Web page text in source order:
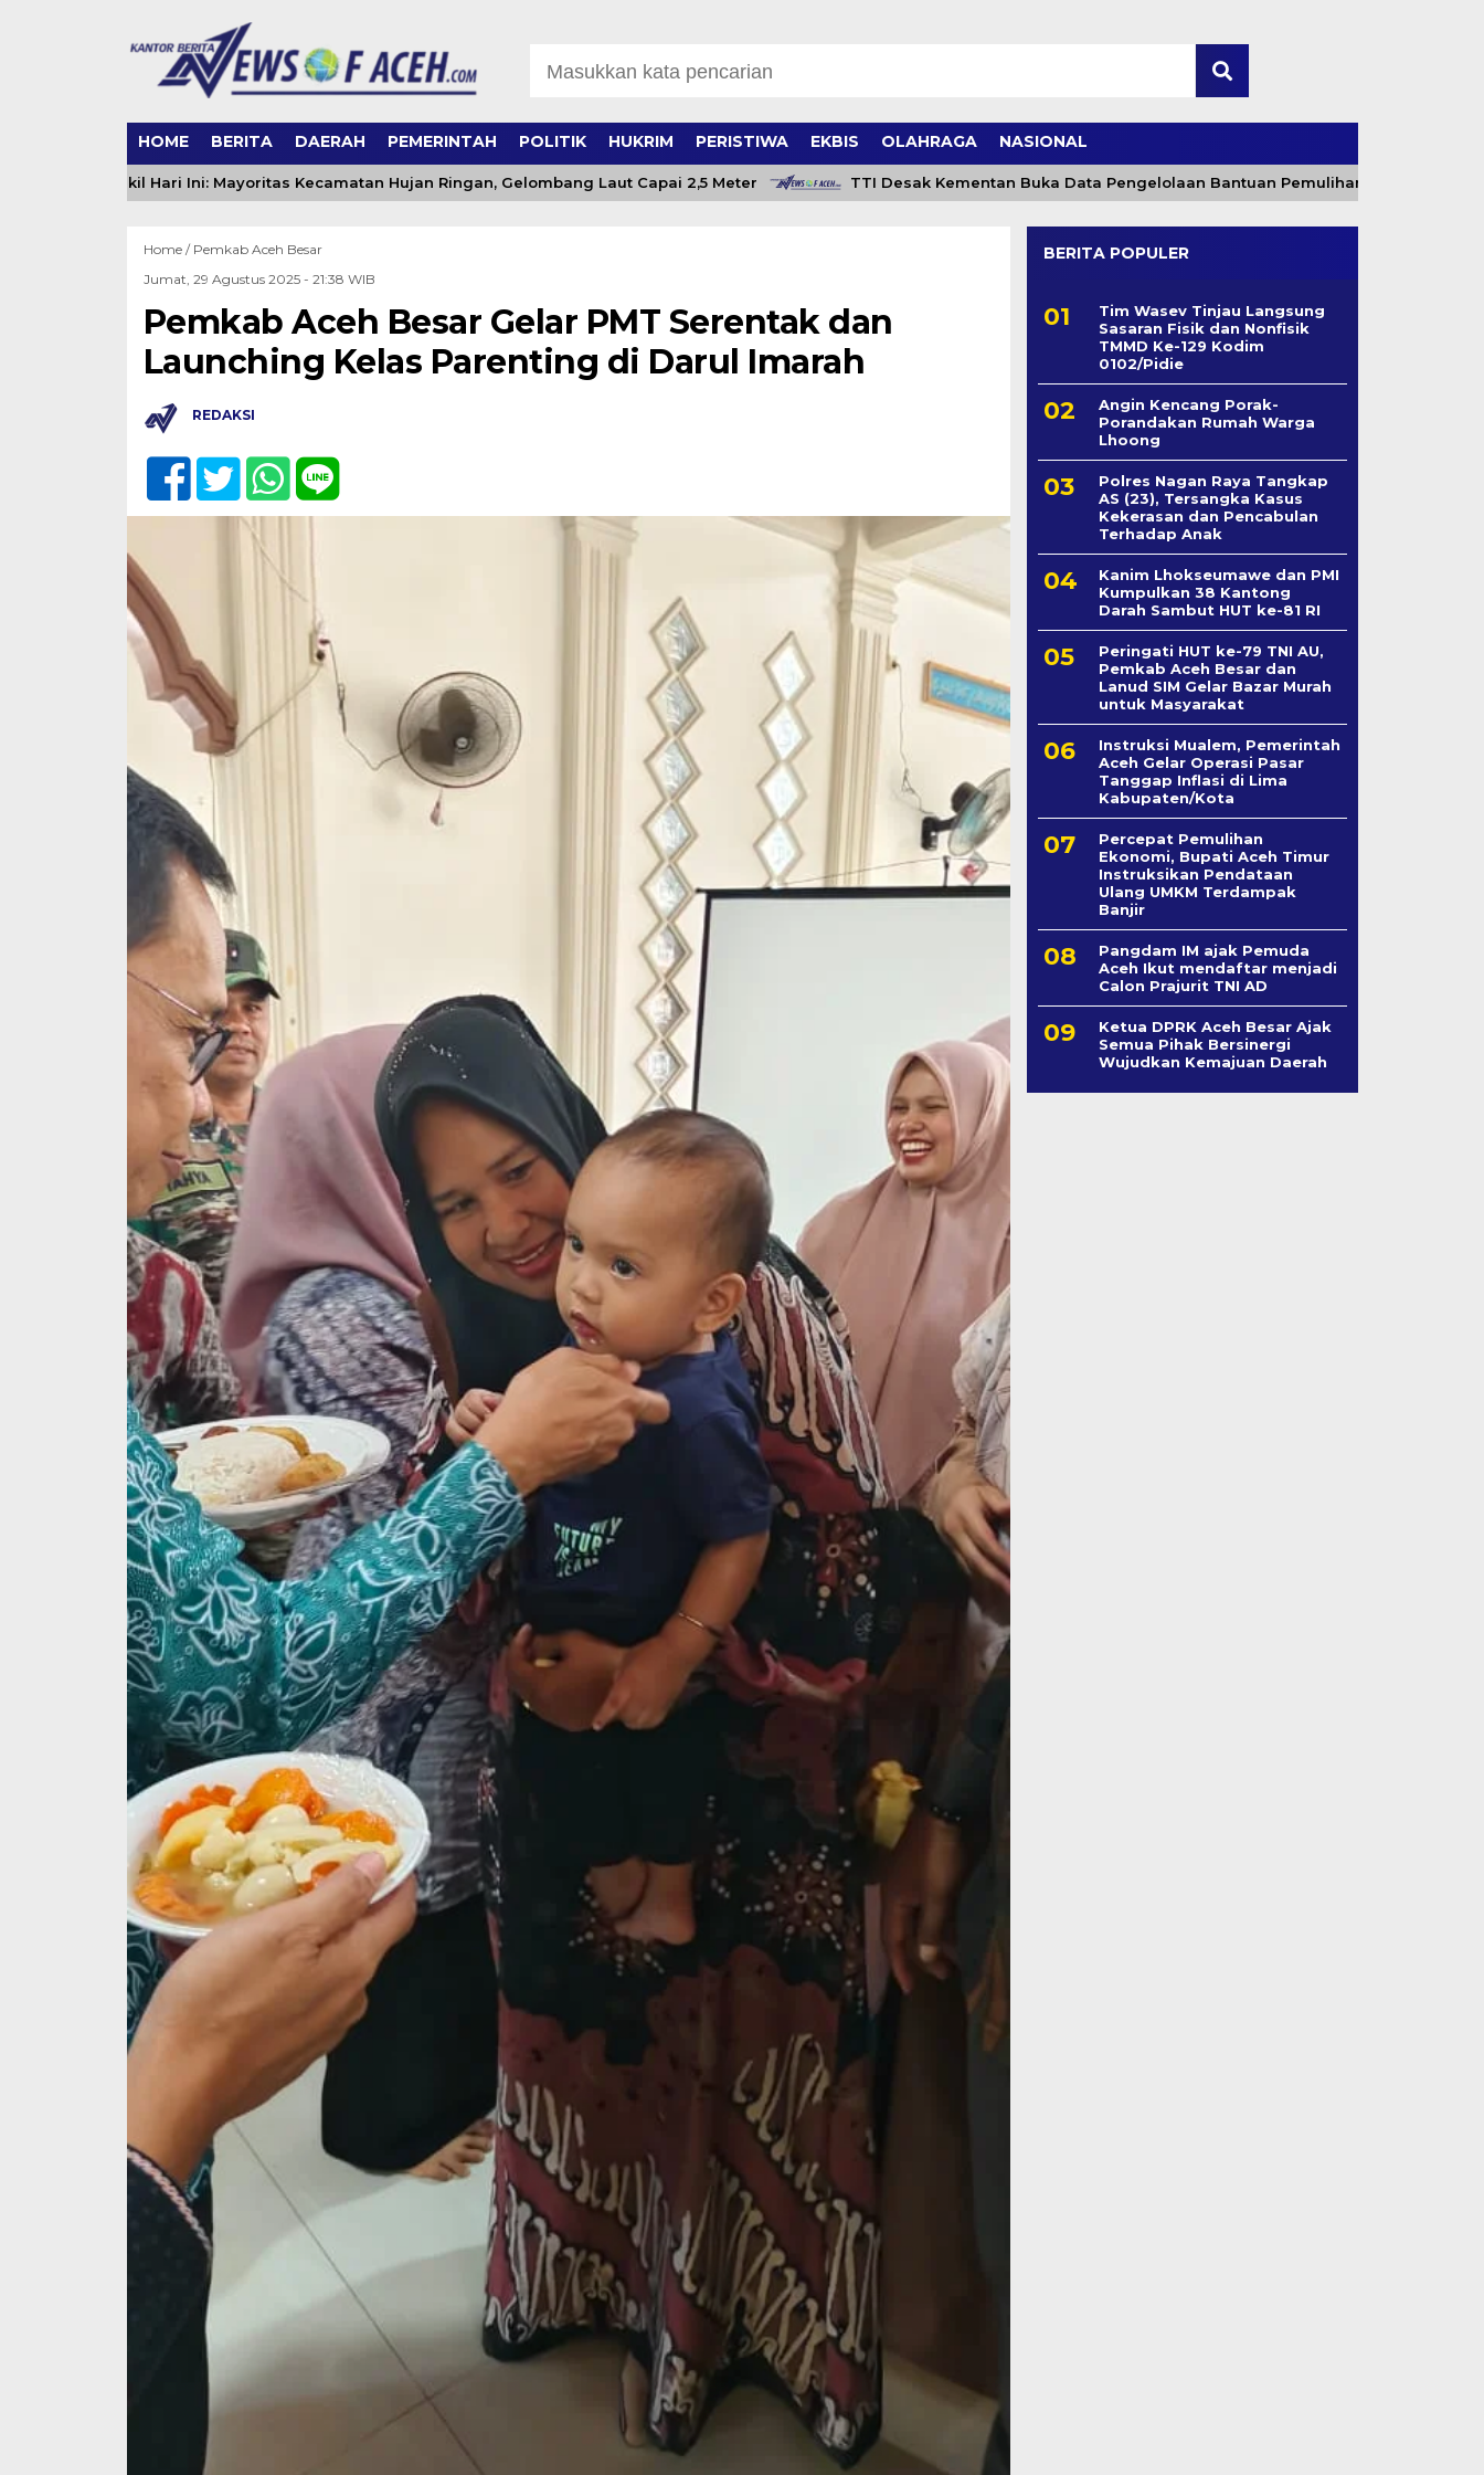
HOME BERITA DAERAH PEMERINTAH POLITIK HUKRIM PERISTIWA EKBIS OLAHRAGA NASIONAL
Singkil Hari Ini: Mayoritas Kecamatan Hujan Ringan, Gelombang Laut Capai 2,5 Meter TTI Desak Kementan Buka Data Pengelolaan Bantuan Pemulihan Pertanian Aceh
Home / Pemkab Aceh Besar
Jumat, 29 Agustus 2025 - 21:38 WIB
Pemkab Aceh Besar Gelar PMT Serentak dan
Launching Kelas Parenting di Darul Imarah
REDAKSI
BERITA POPULER
Tim Wasev Tinjau Langsung
Sasaran Fisik dan Nonfisik
TMMD Ke-129 Kodim
0102/Pidie
Angin Kencang Porak-
Porandakan Rumah Warga
Lhoong
Polres Nagan Raya Tangkap
AS (23), Tersangka Kasus
Kekerasan dan Pencabulan
Terhadap Anak
Kanim Lhokseumawe dan PMI
Kumpulkan 38 Kantong
Darah Sambut HUT ke-81 RI
Peringati HUT ke-79 TNI AU,
Pemkab Aceh Besar dan
Lanud SIM Gelar Bazar Murah
untuk Masyarakat
Instruksi Mualem, Pemerintah
Aceh Gelar Operasi Pasar
Tanggap Inflasi di Lima
Kabupaten/Kota
Percepat Pemulihan
Ekonomi, Bupati Aceh Timur
Instruksikan Pendataan
Ulang UMKM Terdampak
Banjir
Pangdam IM ajak Pemuda
Aceh Ikut mendaftar menjadi
Calon Prajurit TNI AD
Ketua DPRK Aceh Besar Ajak
Semua Pihak Bersinergi
Wujudkan Kemajuan Daerah